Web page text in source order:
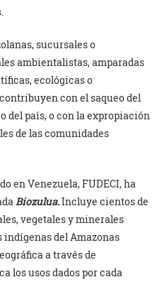
sucursales o
ambientalistas, amparadas
ecológicas o
con el saqueo del
del país, o con la expropiación
de las comunidades
en Venezuela, FUDECI, ha
Biozulua.Incluye cientos de
vegetales y minerales
del Amazonas
a través de
los usos dados por cada